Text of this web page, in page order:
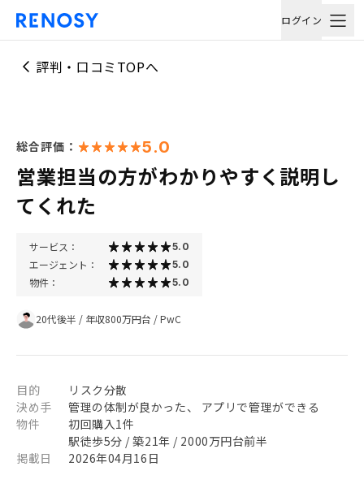
ログイン
評判・口コミTOPへ
総合評価： 5.0
営業担当の方がわかりやすく説明し
てくれた
サービス： 5.0
エージェント： 5.0
物件： 5.0
20代後半 / 年収800万円台 /PwC
目的
リスク分散
決め手
管理の体制が良かった、 アプリで管理ができる
物件
初回購入1件
駅徒歩5分 / 築21年 / 2000万円台前半
掲載日
2026年04月16日